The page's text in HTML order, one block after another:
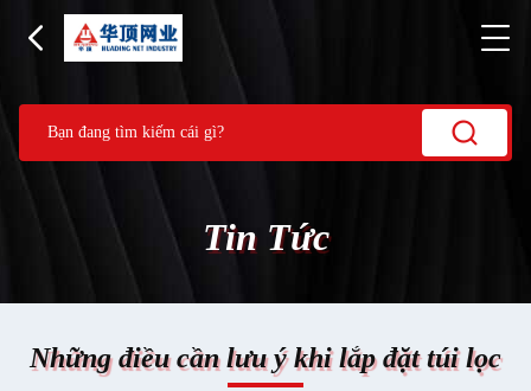
Tin Tức
Những điều cần lưu ý khi lắp đặt túi lọc